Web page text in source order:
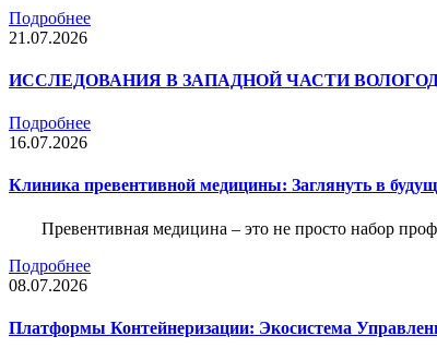
Подробнее
21.07.2026
ИССЛЕДОВАНИЯ В ЗАПАДНОЙ ЧАСТИ
Подробнее
16.07.2026
Клиника превентивной медицины: Заглянуть в
Превентивная медицина – это не просто набор
Подробнее
08.07.2026
Платформы Контейнеризации: Экосистема